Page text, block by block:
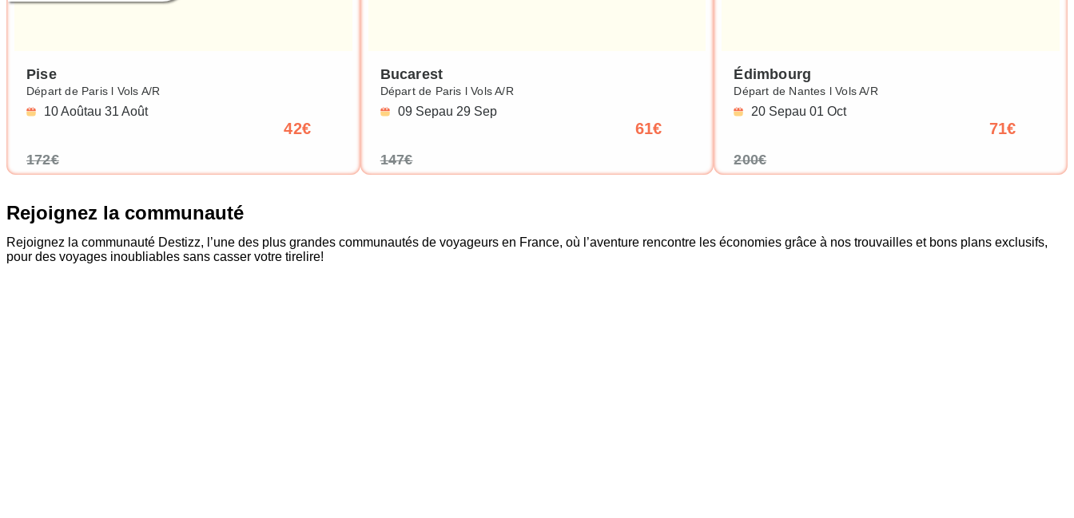
Pise
Départ de Paris l Vols A/R
10 Aoûtau 31 Août
42€
172€
Bucarest
Départ de Paris l Vols A/R
09 Sepau 29 Sep
61€
147€
Édimbourg
Départ de Nantes l Vols A/R
20 Sepau 01 Oct
71€
200€
Rejoignez la communauté
Rejoignez la communauté Destizz, l’une des plus grandes communautés de voyageurs en France, où l’aventure rencontre les économies grâce à nos trouvailles et bons plans exclusifs,
pour des voyages inoubliables sans casser votre tirelire!